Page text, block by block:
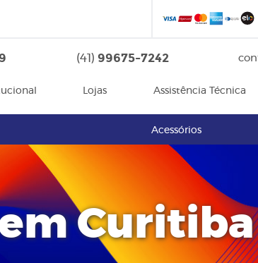
(41) 99675-7242
Lojas Assistência Técnica
Acessórios
Curitiba